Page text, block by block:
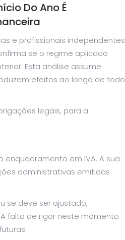
Do Ano É
e profissionais independentes
se o regime aplicado
Esta análise assume
efeitos ao longo de todo
legais, para a
em IVA. A sua
administrativas emitidas
se deve ser ajustado,
falta de rigor neste momento